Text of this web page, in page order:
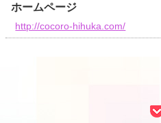
ホームページ
http://cocoro-hihuka.com/